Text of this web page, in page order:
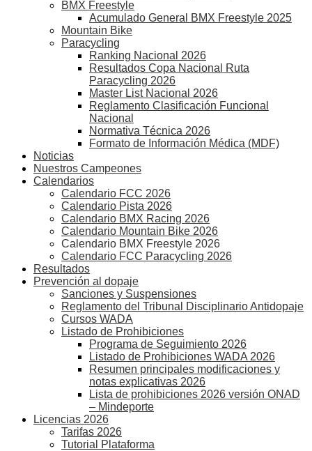
BMX Freestyle
Acumulado General BMX Freestyle 2025
Mountain Bike
Paracycling
Ranking Nacional 2026
Resultados Copa Nacional Ruta
Paracycling 2026
Master List Nacional 2026
Reglamento Clasificación Funcional
Nacional
Normativa Técnica 2026
Formato de Información Médica (MDF)
Noticias
Nuestros Campeones
Calendarios
Calendario FCC 2026
Calendario Pista 2026
Calendario BMX Racing 2026
Calendario Mountain Bike 2026
Calendario BMX Freestyle 2026
Calendario FCC Paracycling 2026
Resultados
Prevención al dopaje
Sanciones y Suspensiones
Reglamento del Tribunal Disciplinario Antidopaje
Cursos WADA
Listado de Prohibiciones
Programa de Seguimiento 2026
Listado de Prohibiciones WADA 2026
Resumen principales modificaciones y
notas explicativas 2026
Lista de prohibiciones 2026 versión ONAD
– Mindeporte
Licencias 2026
Tarifas 2026
Tutorial Plataforma